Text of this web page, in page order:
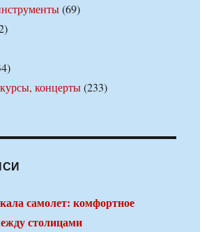
(69)
концерты(233)
самолет: комфортное
столицами